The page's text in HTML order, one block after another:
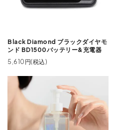
Black Diamond ブラックダイヤモ
ンド BD1500バッテリー&充電器
5,610円(税込)